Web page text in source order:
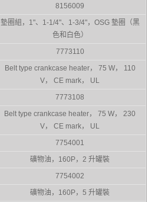
8156009
墊圈組，1"、1-1/4"、1-3/4"，OSG 墊圈（黑
色和白色）
7773110
Belt type crankcase heater， 75 W， 110
V， CE mark， UL
7773108
Belt type crankcase heater， 75 W， 230
V， CE mark， UL
7754001
礦物油，160P，2 升罐裝
7754002
礦物油，160P，5 升罐裝